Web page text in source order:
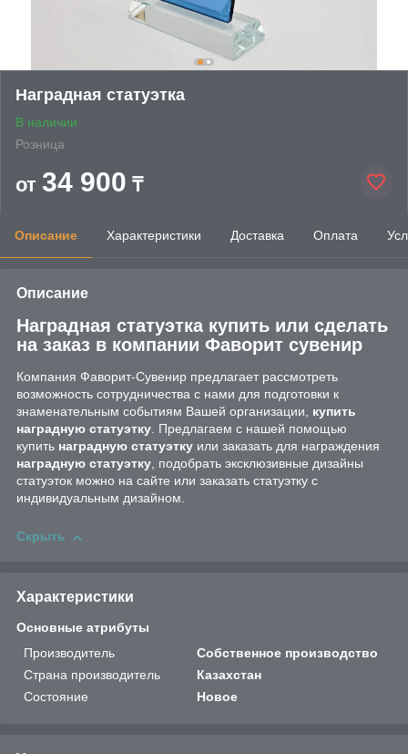
Наградная статуэтка
В наличии
Розница
от 34 900 ₸
Описание Характеристики Доставка Оплата
Описание
Наградная статуэтка купить или сделать
на заказ в компании Фаворит сувенир
Компания Фаворит-Сувенир предлагает рассмотреть
возможность сотрудничества с нами для подготовки к
знаменательным событиям Вашей организации, купить
наградную статуэтку. Предлагаем с нашей помощью
купить наградную статуэтку или заказать для награждения
наградную статуэтку, подобрать эксклюзивные дизайны
статуэток можно на сайте или заказать статуэтку с
индивидуальным дизайном.
Скрыть
Характеристики
Основные атрибуты
Производитель
Собственное производство
Страна производитель
Казахстан
Состояние
Новое